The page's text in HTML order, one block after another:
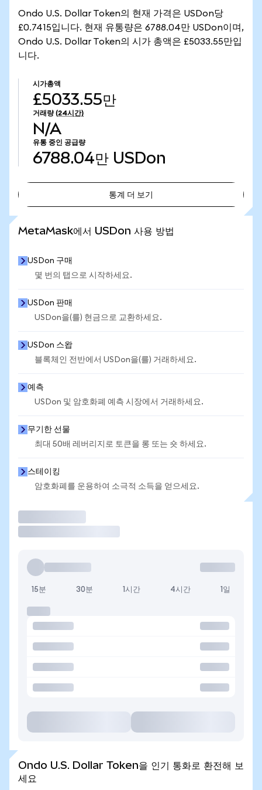
Ondo U.S. Dollar Token의 현재 가격은 USDon당
£0.7415입니다. 현재 유통량은 6788.04만 USDon이며,
Ondo U.S. Dollar Token의 시가 총액은 £5033.55만입
니다.
시가총액
£5033.55만
거래량 (24시간)
N/A
유통 중인 공급량
6788.04만 USDon
통계 더 보기
MetaMask에서 USDon 사용 방법
USDon 구매
몇 번의 탭으로 시작하세요.
USDon 판매
USDon을(를) 현금으로 교환하세요.
USDon 스왑
블록체인 전반에서 USDon을(를) 거래하세요.
예측
USDon 및 암호화폐 예측 시장에서 거래하세요.
무기한 선물
최대 50배 레버리지로 토큰을 롱 또는 숏 하세요.
스테이킹
암호화폐를 운용하여 소극적 소득을 얻으세요.
15분 30분 1시간 4시간 1일
Ondo U.S. Dollar Token을 인기 통화로 환전해 보
세요